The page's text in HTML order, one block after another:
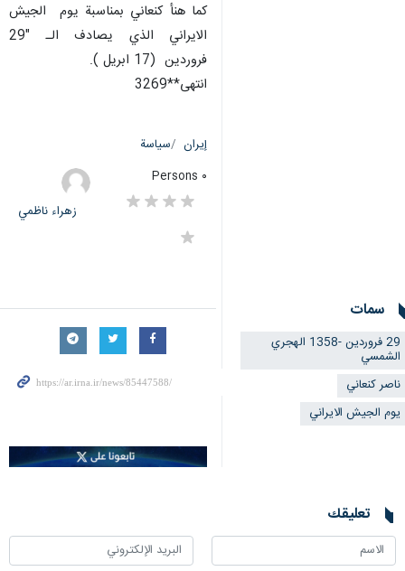
كما هنأ كنعاني بمناسبة يوم الجيش
الايراني الذي يصادف الـ "29
فروردين (17 ابريل ).
انتهى**3269
إيران
سياسة
٠ Persons
زهراء ناظمي
سمات
29 فروردين -1358 الهجري
الشمسي
ناصر كنعاني
يوم الجيش الايراني
تعليقك